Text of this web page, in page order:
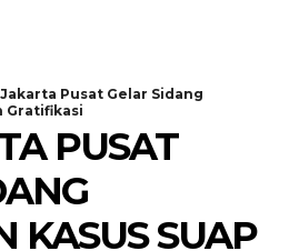
Jakarta Pusat Gelar Sidang
Gratifikasi
PUSAT
KASUS SUAP